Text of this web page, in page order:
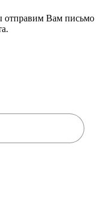
отправим Вам письмо